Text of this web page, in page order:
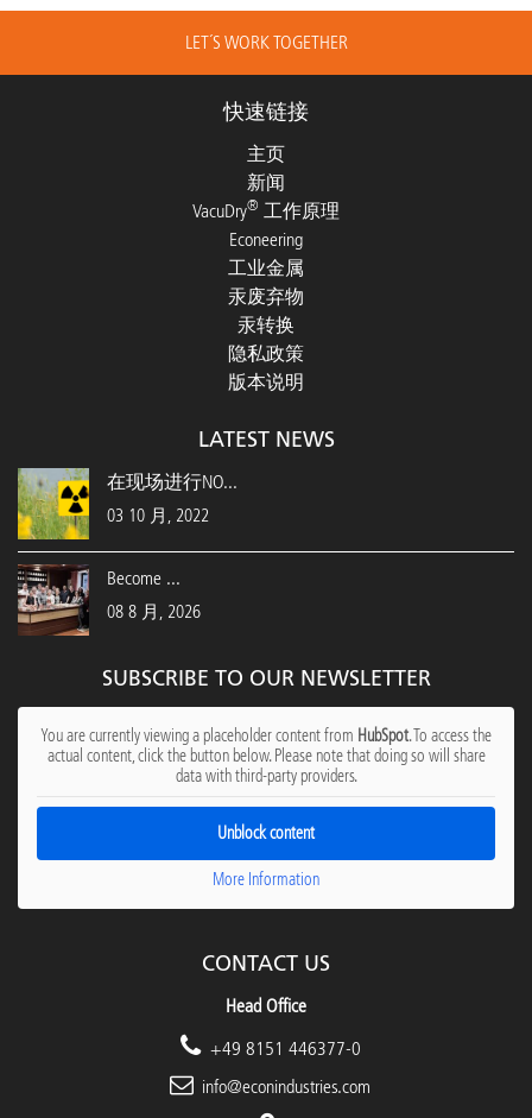
LET´S WORK TOGETHER
快速链接
主页
新闻
VacuDry® 工作原理
Econeering
工业金属
汞废弃物
汞转换
隐私政策
版本说明
LATEST NEWS
在现场进行NO...
03 10 月, 2022
Become ...
08 8 月, 2026
SUBSCRIBE TO OUR NEWSLETTER
You are currently viewing a placeholder content from HubSpot. To access the
actual content, click the button below. Please note that doing so will share
data with third-party providers.
Unblock content
More Information
CONTACT US
Head Office
+49 8151 446377-0
info@econindustries.com